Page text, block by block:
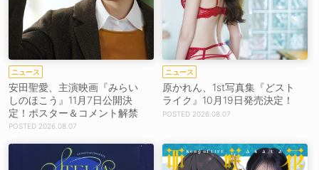
ニュース
安田聖愛、主演映画『みらい
しのほこう』11月7日公開決
定！ポスター＆コメント解禁
2026.08.07
ニュース
原かれん、1st写真集『どスト
ライク』10月19日発売決定！
2026.08.07